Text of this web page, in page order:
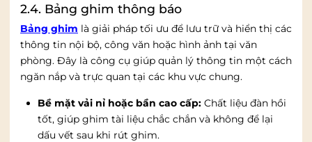
2.4. Bảng ghim thông báo
Bảng ghim là giải pháp tối ưu để lưu trữ và hiển thị các
thông tin nội bộ, công văn hoặc hình ảnh tại văn
phòng. Đây là công cụ giúp quản lý thông tin một cách
ngăn nắp và trực quan tại các khu vực chung.
Bề mặt vải nỉ hoặc bần cao cấp: Chất liệu đàn hồi
tốt, giúp ghim tài liệu chắc chắn và không để lại
dấu vết sau khi rút ghim.